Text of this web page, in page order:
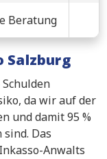
Beratung
Salzburg
da wir auf der
und damit 95 %
Das
Anwalts